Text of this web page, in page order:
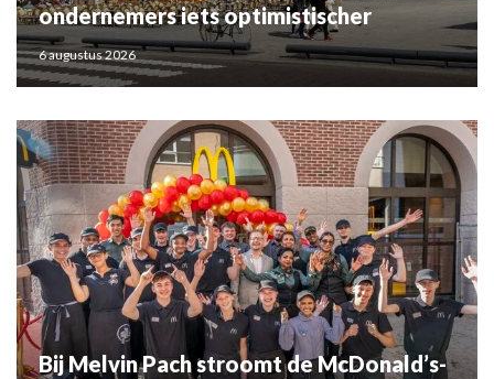
ondernemers iets optimistischer
6 augustus 2026
Bij Melvin Pach stroomt de McDonald’s-